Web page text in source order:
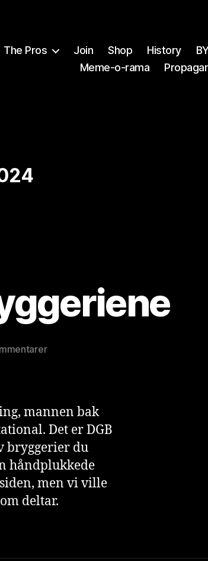
The Pros Join Shop History
Meme-o-rama
til
Bryggeriene
mannen bak
Det er DGB
bryggerier du
håndplukkede
men vi ville
deltar.